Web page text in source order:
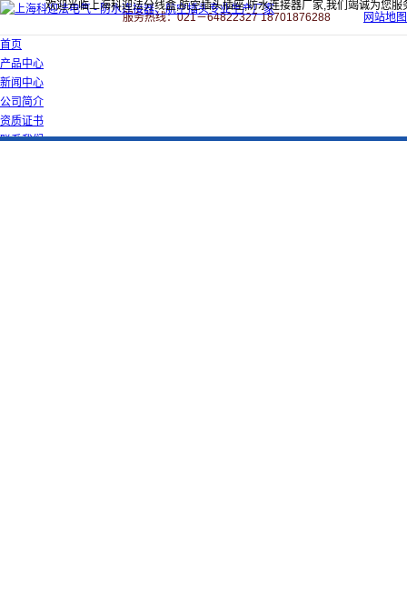
欢迎光临上海科迎法分线盒,航空插头插座,防水连接器厂家,我们竭诚为您服
服务热线：021－64822327 18701876288
网站地图
首页
产品中心
新闻中心
公司简介
资质证书
联系我们